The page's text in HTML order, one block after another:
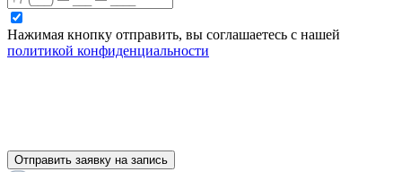
Нажимая кнопку отправить, вы соглашаетесь с нашей
политикой конфиденциальности
Отправить заявку на запись